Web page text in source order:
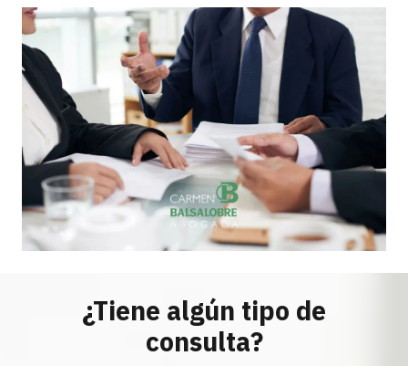
¿Tiene algún tipo de
consulta?